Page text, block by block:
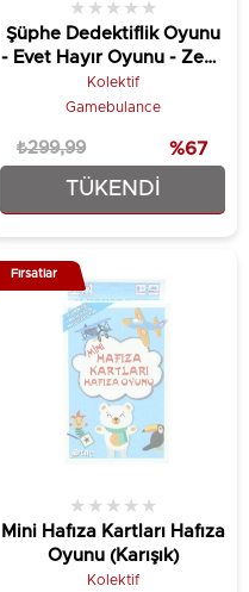
TÜKENDI
Şüphe Dedektiflik Oyunu
- Evet Hayır Oyunu - Zeka
Oyunu - Kutu Oyunu -
Kart Oyunu
★ ★ ★ ★ ★
Kolektif
Gamebulance
₺99,90
₺299,99 %67
Mini Hafıza Kartları Hafıza
Oyunu (Karışık)
★ ★ ★ ★ ★
Kolektif
Fırsatlar